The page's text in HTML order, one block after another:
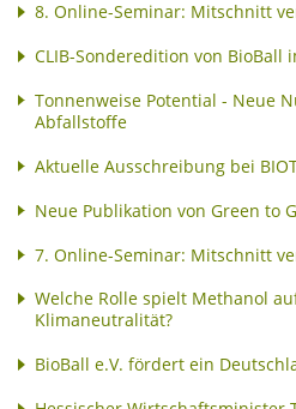
8. Online-Seminar: Mitschnitt
CLIB-Sonderedition von BioBall
Tonnenweise Potential - Neue
Abfallstoffe
Aktuelle Ausschreibung bei
Neue Publikation von Green to
7. Online-Seminar: Mitschnitt
Welche Rolle spielt Methanol
Klimaneutralität?
BioBall e.V. fördert ein